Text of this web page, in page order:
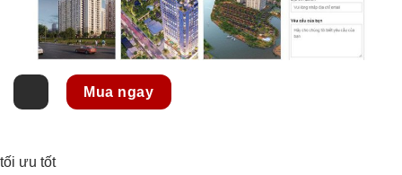
Mua ngay
tối ưu tốt